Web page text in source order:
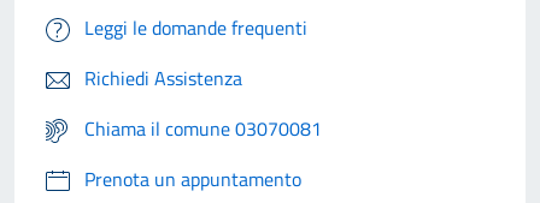
Leggi le domande frequenti
Richiedi Assistenza
Chiama il comune 03070081
Prenota un appuntamento